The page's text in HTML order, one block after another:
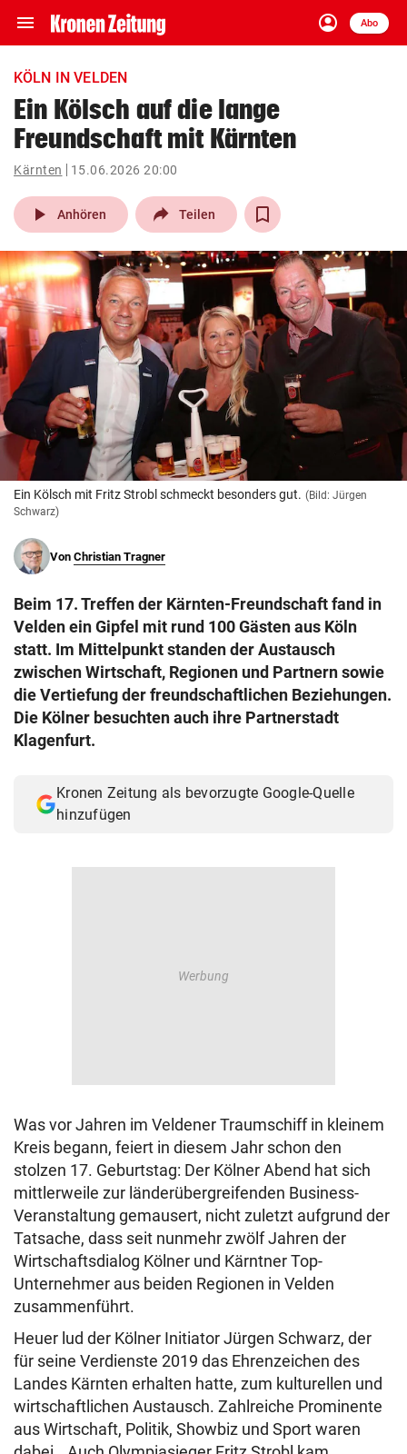
menu Navigation
ein-/ausklappen
account_circle
Anmelden
Abo
close Schließen
account_circle Anmelden
arrow_right
pin_drop
Wien arrow_right
bookmark
search
Suchbegriff
eingeben
© Krone Multimedia GmbH & Co KG 2026
Muthgasse 2, 1190 Wien
KÖLN IN VELDEN
Ein Kölsch auf die lange
Freundschaft mit Kärnten
Kärnten 15.06.2026 20:00
play_arrow Anhören Teilen
Ein Kölsch mit Fritz Strobl schmeckt besonders gut. (Bild: Jürgen
Schwarz)
Von Christian Tragner
Beim 17. Treffen der Kärnten-Freundschaft fand in
Velden ein Gipfel mit rund 100 Gästen aus Köln
statt. Im Mittelpunkt standen der Austausch
zwischen Wirtschaft, Regionen und Partnern sowie
die Vertiefung der freundschaftlichen Beziehungen.
Die Kölner besuchten auch ihre Partnerstadt
Klagenfurt.
Kronen Zeitung als bevorzugte Google-Quelle
hinzufügen
Was vor Jahren im Veldener Traumschiff in kleinem
Kreis begann, feiert in diesem Jahr schon den
stolzen 17. Geburtstag: Der Kölner Abend hat sich
mittlerweile zur länderübergreifenden Business-
Veranstaltung gemausert, nicht zuletzt aufgrund der
Tatsache, dass seit nunmehr zwölf Jahren der
Wirtschaftsdialog Kölner und Kärntner Top-
Unternehmer aus beiden Regionen in Velden
zusammenführt.
Heuer lud der Kölner Initiator Jürgen Schwarz, der
für seine Verdienste 2019 das Ehrenzeichen des
Landes Kärnten erhalten hatte, zum kulturellen und
wirtschaftlichen Austausch. Zahlreiche Prominente
aus Wirtschaft, Politik, Showbiz und Sport waren